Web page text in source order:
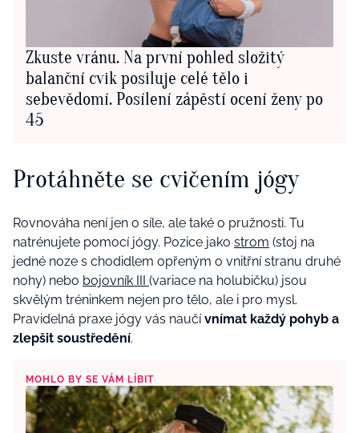
Zkuste vránu. Na první pohled složitý
balanční cvik posiluje celé tělo i
sebevědomí. Posílení zápěstí ocení ženy po
45
Protáhněte se cvičením jógy
Rovnováha není jen o síle, ale také o pružnosti. Tu
natrénujete pomocí jógy. Pozice jako strom (stoj na
jedné noze s chodidlem opřeným o vnitřní stranu druhé
nohy) nebo bojovník III (variace na holubičku) jsou
skvělým tréninkem nejen pro tělo, ale i pro mysl.
Pravidelná praxe jógy vás naučívnímat každý pohyb a
zlepšit soustředění.
MOHLO BY SE VÁM LÍBIT